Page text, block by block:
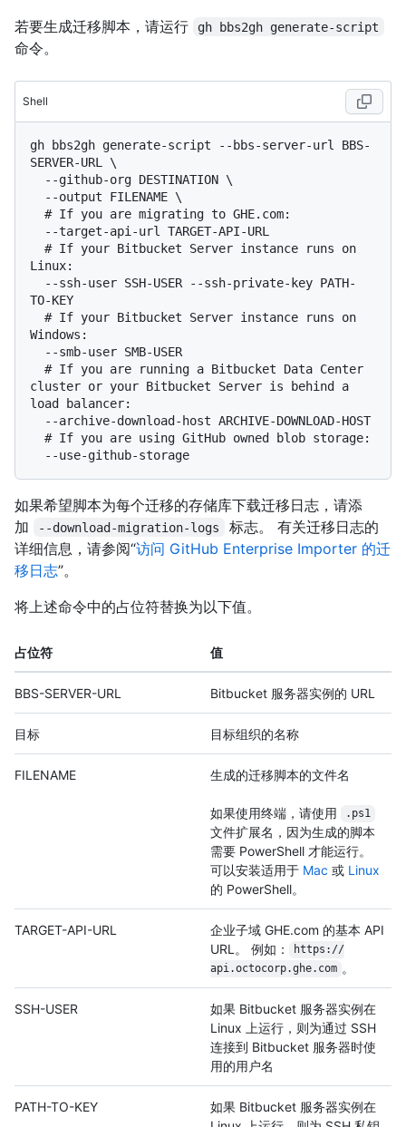
若要生成迁移脚本，请运行
gh bbs2gh generate-script
命令。
Shell
gh bbs2gh generate-script --bbs-server-url BBS-
SERVER-URL \
  #
If you are migrating to GHE.com:
  #
If your Bitbucket Server instance runs on
Linux:
  #
If your Bitbucket Server instance runs on
Windows:
  #
If you are running a Bitbucket Data Center
cluster or your Bitbucket Server is behind a
load balancer:
  #
If you are using GitHub owned blob storage:
如果希望脚本为每个迁移的存储库下载迁移日志，请添
加
--download-migration-logs
标志。 有关迁移日志的
详细信息，请参阅“访问 GitHub Enterprise Importer 的迁
移日志”。
将上述命令中的占位符替换为以下值。
占位符 值
BBS-SERVER-URL Bitbucket 服务器实例的 URL
目标 目标组织的名称
FILENAME 生成的迁移脚本的文件名
如果使用终端，请使用 .ps1
文件扩展名，因为生成的脚本
需要 PowerShell 才能运行。
可以安装适用于 Mac 或 Linux
的 PowerShell。
TARGET-API-URL
企业子域 GHE.com 的基本 API
URL。 例如：
https://
api.octocorp.ghe.com 。
SSH-USER
如果 Bitbucket 服务器实例在
Linux 上运行，则为通过 SSH
连接到 Bitbucket 服务器时使
用的用户名
PATH-TO-KEY
如果 Bitbucket 服务器实例在